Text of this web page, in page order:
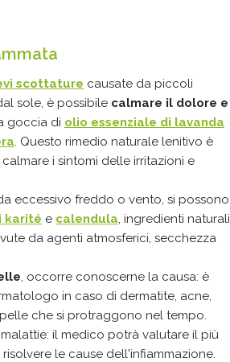
scottature causate da piccoli
sole, è possibile calmare il dolore e
goccia di olio essenziale di lavanda
. Questo rimedio naturale lenitivo è
i sintomi delle irritazioni e
eccessivo freddo o vento, si possono
karité e calendula, ingredienti naturali
da agenti atmosferici, secchezza
, occorre conoscerne la causa: è
in caso di dermatite, acne,
che si protraggono nel tempo.
il medico potrà valutare il più
le cause dell'infiammazione.